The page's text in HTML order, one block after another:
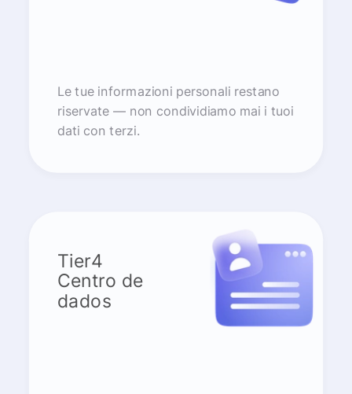
Le tue informazioni personali restano
riservate — non condividiamo mai i tuoi
dati con terzi.
Tier4
Centro de
dados